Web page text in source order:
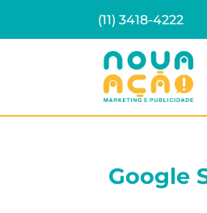
(11) 3418-4222
Google